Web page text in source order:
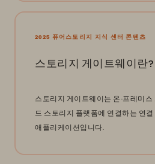
2025 퓨어스토리지 지식 센터 콘텐츠
스토리지 게이트웨이란?
스토리지 게이트웨이는 온-프레미
드 스토리지 플랫폼에 연결하는 연
애플리케이션입니다.